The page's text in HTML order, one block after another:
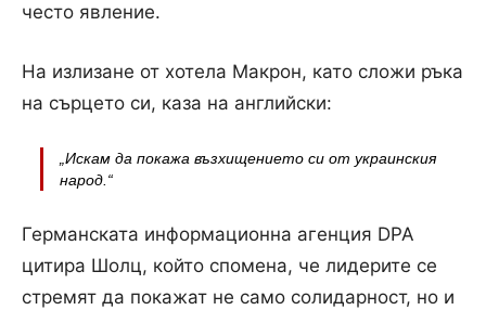
често явление.
На излизане от хотела Макрон, като сложи ръка
на сърцето си, каза на английски:
„Искам да покажа възхищението си от украинския
народ.“
Германската информационна агенция DPA
цитира Шолц, който спомена, че лидерите се
стремят да покажат не само солидарност, но и